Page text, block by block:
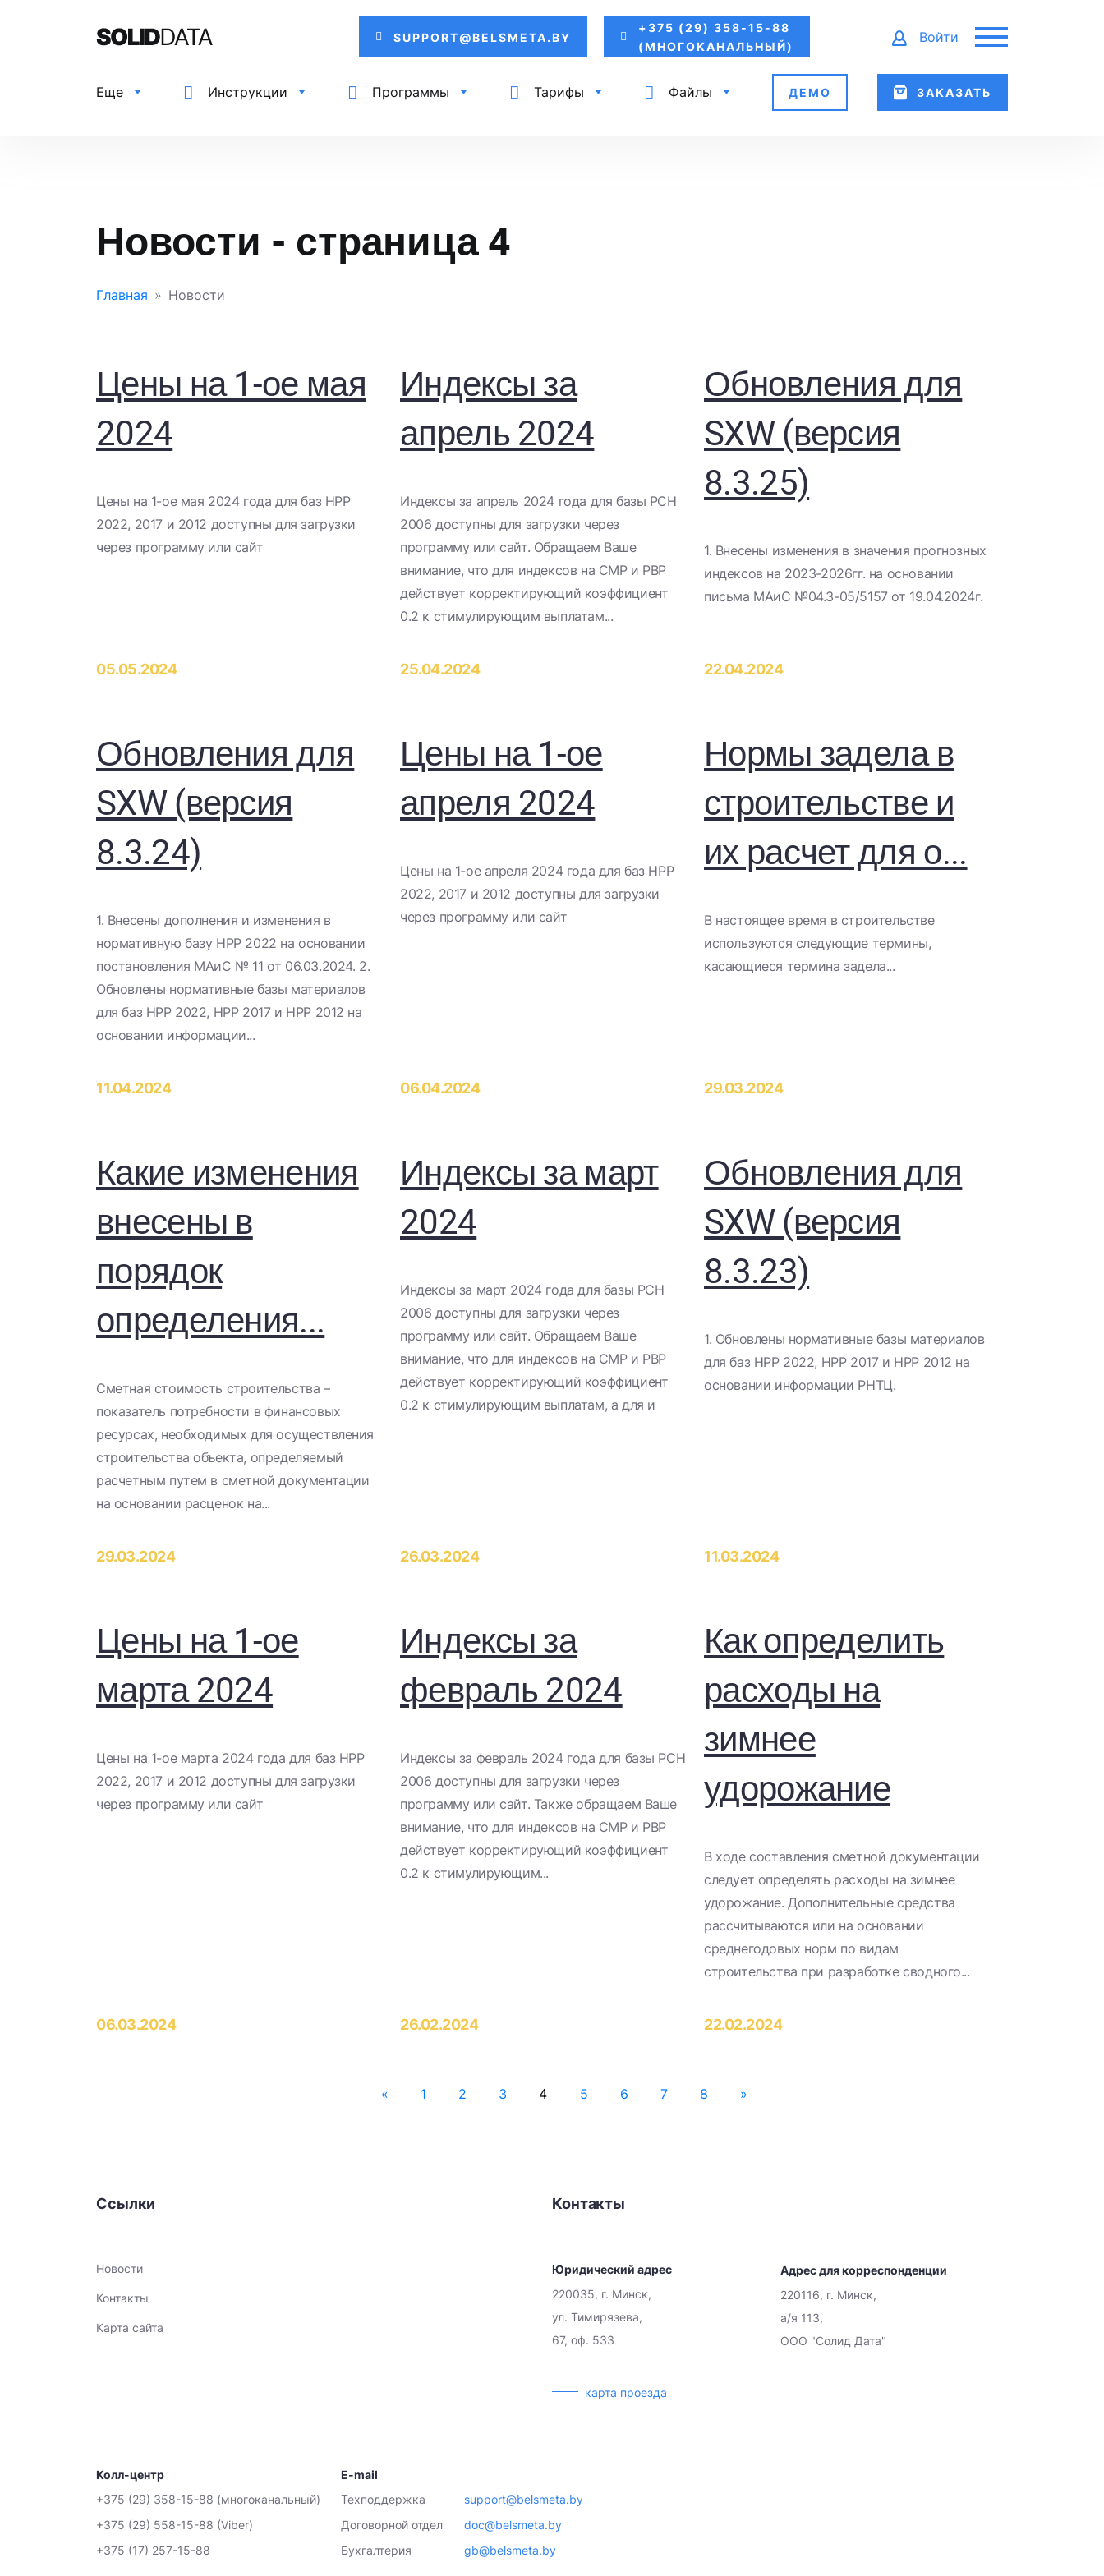
SUPPORT@BELSMETA.BY
+375 (29) 358-15-88
(МНОГОКАНАЛЬНЫЙ)
Войти
Еще Инструкции Программы Тарифы Файлы ДЕМО ЗАКАЗАТЬ
Новости - страница 4
Главная Новости
Цены на 1-ое мая
2024
​Цены на 1-ое мая 2024 года для баз НРР
2022, 2017 и 2012 доступны для загрузки
через программу или сайт​
05.05.2024
Индексы за
апрель 2024
​Индексы за апрель 2024 года для базы РСН
2006 доступны для загрузки через
программу или сайт. Обращаем Ваше
внимание, что для индексов на СМР и РВР
действует корректирующий коэффициент
0.2 к стимулирующим выплатам...
25.04.2024
Обновления для
SXW (версия
8.3.25)
1. Внесены изменения в значения прогнозных
индексов на 2023-2026гг. на основании
письма МАиС №04.3-05/5157 от 19.04.2024г.
22.04.2024
Обновления для
SXW (версия
8.3.24)
1. Внесены дополнения и изменения в
нормативную базу НРР 2022 на основании
постановления МАиС № 11 от 06.03.2024. 2.
Обновлены нормативные базы материалов
для баз НРР 2022, НРР 2017 и НРР 2012 на
основании информации...
11.04.2024
Цены на 1-ое
апреля 2024
​Цены на 1-ое апреля 2024 года для баз НРР
2022, 2017 и 2012 доступны для загрузки
через программу или сайт​
06.04.2024
Нормы задела в
строительстве и
их расчет для о...
В настоящее время в строительстве
используются следующие термины,
касающиеся термина задела...
29.03.2024
Какие изменения
внесены в
порядок
определения...
Сметная стоимость строительства –
показатель потребности в финансовых
ресурсах, необходимых для осуществления
строительства объекта, определяемый
расчетным путем в сметной документации
на основании расценок на...
29.03.2024
Индексы за март
2024
​Индексы за март 2024 года для базы РСН
2006 доступны для загрузки через
программу или сайт. Обращаем Ваше
внимание, что для индексов на СМР и РВР
действует корректирующий коэффициент
0.2 к стимулирующим выплатам, а для и
26.03.2024
Обновления для
SXW (версия
8.3.23)
1. Обновлены нормативные базы материалов
для баз НРР 2022, НРР 2017 и НРР 2012 на
основании информации РНТЦ.
11.03.2024
Цены на 1-ое
марта 2024
​Цены на 1-ое марта 2024 года для баз НРР
2022, 2017 и 2012 доступны для загрузки
через программу или сайт​
06.03.2024
Индексы за
февраль 2024
​Индексы за февраль 2024 года для базы РСН
2006 доступны для загрузки через
программу или сайт. Также обращаем Ваше
внимание, что для индексов на СМР и РВР
действует корректирующий коэффициент
0.2 к стимулирующим...
26.02.2024
Как определить
расходы на
зимнее
удорожание
В ходе составления сметной документации
следует определять расходы на зимнее
удорожание. Дополнительные средства
рассчитываются или на основании
среднегодовых норм по видам
строительства при разработке сводного...
22.02.2024
« 1 2 3 4 5 6 7 8 »
Ссылки
Новости
Контакты
Карта сайта
Контакты
Юридический адрес
220035, г. Минск,
ул. Тимирязева,
67, оф. 533
карта проезда
Адрес для корреспонденции
220116, г. Минск,
а/я 113,
ООО "Солид Дата"
Колл-центр
+375 (29) 358-15-88 (многоканальный)
+375 (29) 558-15-88 (Viber)
+375 (17) 257-15-88
E-mail
Техподдержка
support@belsmeta.by
Договорной отдел
doc@belsmeta.by
Бухгалтерия
gb@belsmeta.by